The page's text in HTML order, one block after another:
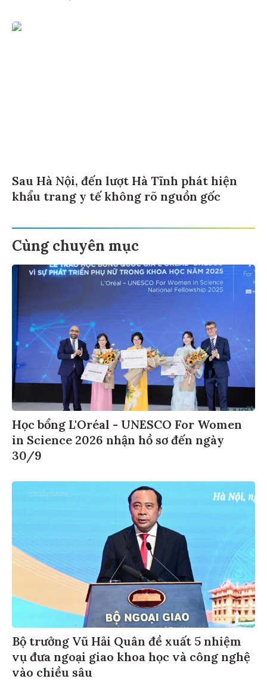
Sau Hà Nội, đến lượt Hà Tĩnh phát hiện
khẩu trang y tế không rõ nguồn gốc
Cùng chuyên mục
Học bổng L'Oréal - UNESCO For Women
in Science 2026 nhận hồ sơ đến ngày
30/9
Bộ trưởng Vũ Hải Quân đề xuất 5 nhiệm
vụ đưa ngoại giao khoa học và công nghệ
vào chiều sâu